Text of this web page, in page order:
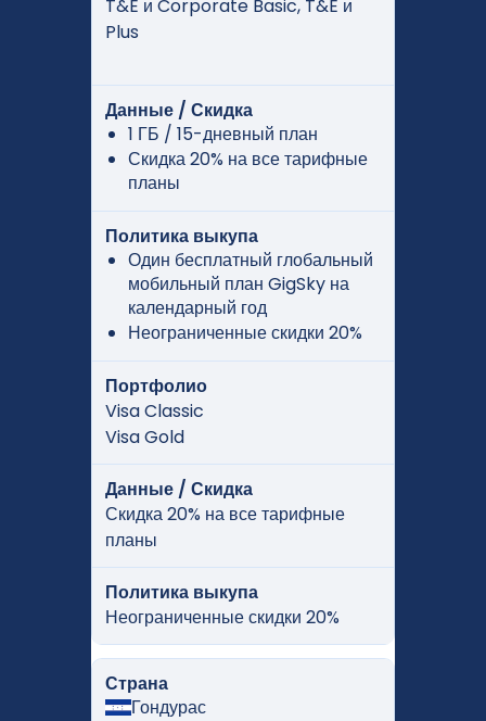
T&E и Corporate Basic, T&E и
Plus
Данные / Скидка
1 ГБ / 15-дневный план
Скидка 20% на все тарифные
планы
Политика выкупа
Один бесплатный глобальный
мобильный план GigSky на
календарный год
Неограниченные скидки 20%
Портфолио
Visa Classic
Visa Gold
Данные / Скидка
Скидка 20% на все тарифные
планы
Политика выкупа
Неограниченные скидки 20%
Страна
Гондурас